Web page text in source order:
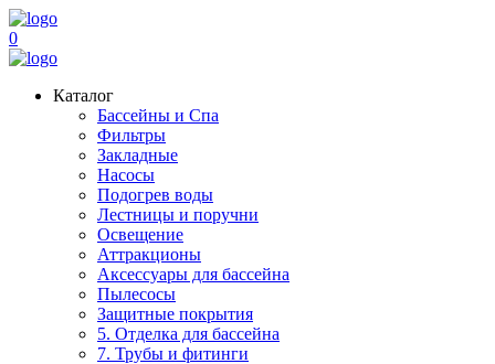
0
Каталог
Бассейны и Спа
Фильтры
Закладные
Насосы
Подогрев воды
Лестницы и поручни
Освещение
Аттракционы
Аксессуары для бассейна
Пылесосы
Защитные покрытия
5. Отделка для бассейна
7. Трубы и фитинги